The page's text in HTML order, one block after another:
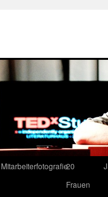
Mitarbeiterfotografie20
Frauen